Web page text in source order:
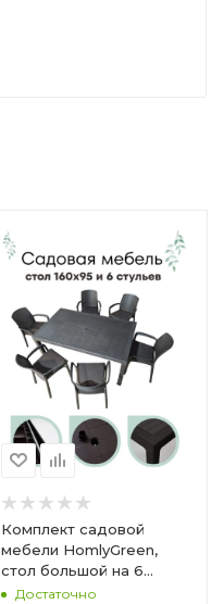
Комплект садовой
мебели HomlyGreen,
стол большой на 6
персон 153х79х70, 6
Достаточно